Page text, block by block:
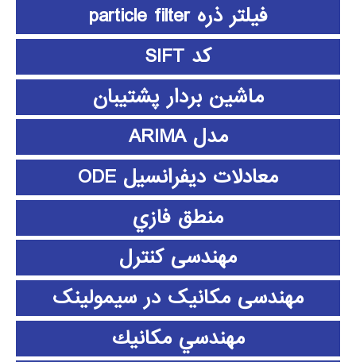
فیلتر ذره particle filter
کد SIFT
ماشین بردار پشتیبان
مدل ARIMA
معادلات دیفرانسیل ODE
منطق فازي
مهندسی کنترل
مهندسی مکانیک در سیمولینک
مهندسي مكانيك